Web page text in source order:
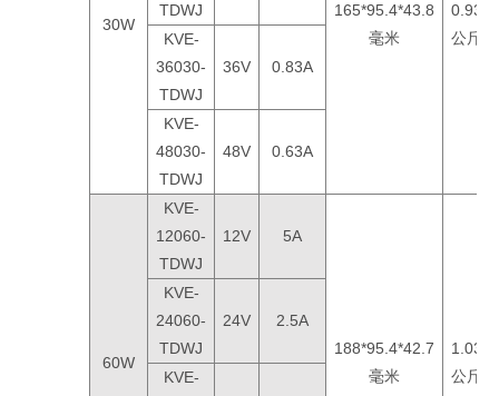
30W
165*95.4*43.8
毫米
0.93
公斤
TDWJ
KVE-
36030-
TDWJ
36V 0.83A
KVE-
48030-
TDWJ
48V 0.63A
60W
KVE-
12060-
TDWJ
12V 5A
188*95.4*42.7
毫米
1.03
公斤
KVE-
24060-
TDWJ
24V 2.5A
KVE-